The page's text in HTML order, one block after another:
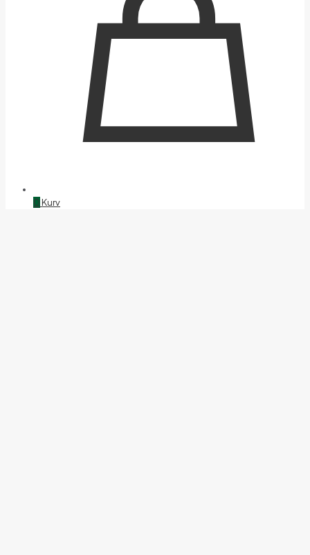
0 Kurv